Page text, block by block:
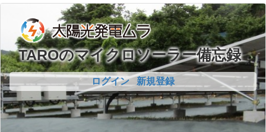
TAROのマイクロソーラー備忘録
ログイン 新規登録